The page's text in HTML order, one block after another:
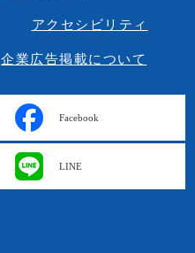
アクセシビリティ
企業広告掲載について
Facebook
LINE